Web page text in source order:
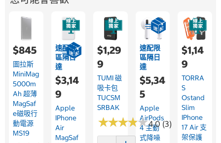
$845
圖拉斯
MiniMag
5000m
Ah 超薄
MagSaf
E磁吸行
動電源
MS19
速配限
區隔日
達
$3,14
9
Apple
IPhone
Air
MagSaf
$1,29
9
TUMI 磁
吸卡包
TUCSM
SRBAK
★★★★★
★★★★★4.0 (3)
速配限
區隔日
達
$5,34
5
Apple
AirPods
4 主動
式降噪
$1,14
9
TORRA
S
Ostand
Slim
IPhone
17 Air 支
架保護